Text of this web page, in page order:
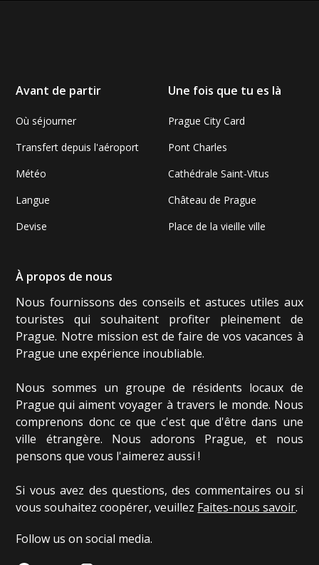
Avant de partir
Où séjourner
Transfert depuis l'aéroport
Météo
Langue
Devise
Une fois que tu es là
Prague City Card
Pont Charles
Cathédrale Saint-Vitus
Château de Prague
Place de la vieille ville
À propos de nous
Nous fournissons des conseils et astuces utiles aux
touristes qui souhaitent profiter pleinement de
Prague. Notre mission est de faire de vos vacances à
Prague une expérience inoubliable.
Nous sommes un groupe de résidents locaux de
Prague qui aiment voyager à travers le monde. Nous
comprenons donc ce que c'est que d'être dans une
ville étrangère. Nous adorons Prague, et nous
pensons que vous l'aimerez aussi !
Si vous avez des questions, des commentaires ou si
vous souhaitez coopérer, veuillez Faites-nous savoir.
Follow us on social media.